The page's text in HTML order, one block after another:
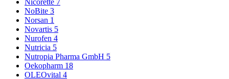
NoBite 3
Norsan 1
Novartis 5
Nurofen 4
Nutricia 5
Nutropia Pharma GmbH 5
Oekopharm 18
OLEOvital 4